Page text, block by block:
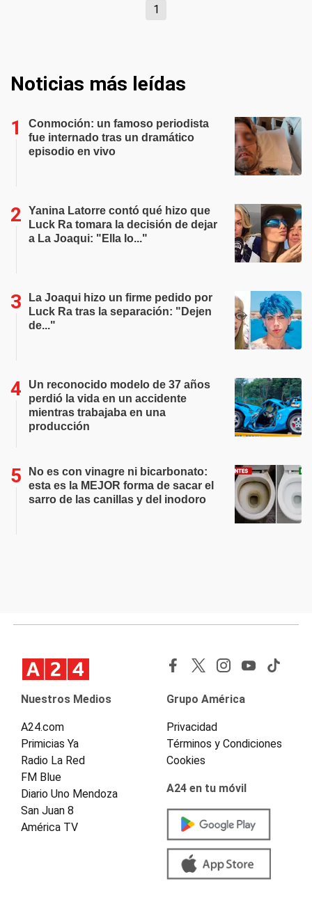
1
Noticias más leídas
Conmoción: un famoso periodista
fue internado tras un dramático
episodio en vivo
Yanina Latorre contó qué hizo que
Luck Ra tomara la decisión de dejar
a La Joaqui: "Ella lo..."
La Joaqui hizo un firme pedido por
Luck Ra tras la separación: "Dejen
de..."
Un reconocido modelo de 37 años
perdió la vida en un accidente
mientras trabajaba en una
producción
No es con vinagre ni bicarbonato:
esta es la MEJOR forma de sacar el
sarro de las canillas y del inodoro
Nuestros Medios
A24.com
Primicias Ya
Radio La Red
FM Blue
Diario Uno Mendoza
San Juan 8
América TV
Grupo América
Privacidad
Términos y Condiciones
Cookies
A24 en tu móvil